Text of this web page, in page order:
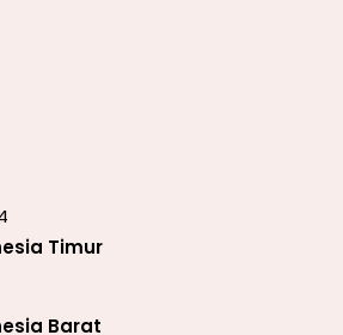
Timur
Barat